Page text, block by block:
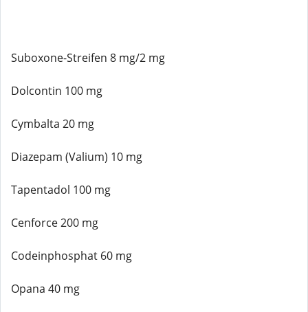
Suboxone-Streifen 8 mg/2 mg
Dolcontin 100 mg
Cymbalta 20 mg
Diazepam (Valium) 10 mg
Tapentadol 100 mg
Cenforce 200 mg
Codeinphosphat 60 mg
Opana 40 mg